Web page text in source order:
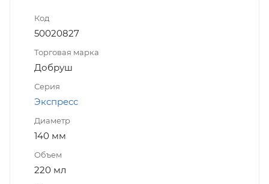
Код
50020827
Торговая марка
Добруш
Серия
Экспресс
Диаметр
140 мм
Объем
220 мл